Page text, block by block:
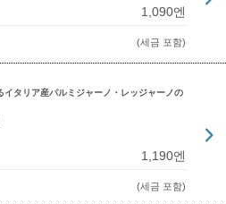
1,090엔
(세금 포함)
イタリア産パルミジャーノ・レッジャーノの
1,190엔
(세금 포함)